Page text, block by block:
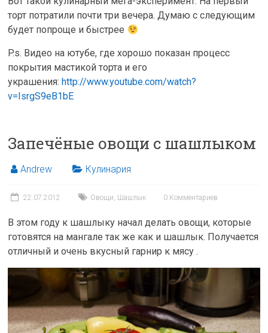
торт потратили почти три вечера. Думаю с следующим
будет попроще и быстрее
P.s. Видео на ютубе, где хорошо показан процесс
покрытия мастикой торта и его
украшения:http://www.youtube.com/watch?
v=IsrgS9eB1bE
Запечёные овощи с шашлыком
Andrew Кулинария
22.07.2012 Овощи, Шашлык 0 Комментариев
В этом году к шашлыку начал делать овощи, которые
готовятся на мангале так же как и шашлык. Получается
отличный и очень вкусный гарнир к мясу .